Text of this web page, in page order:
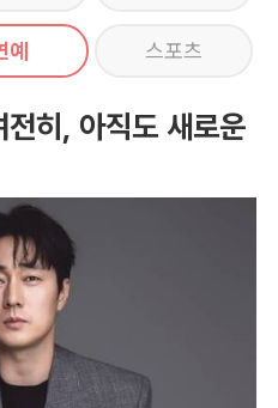
예 스포츠
히, 아직도 새로운